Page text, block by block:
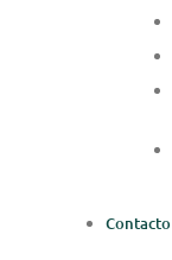
Contacto